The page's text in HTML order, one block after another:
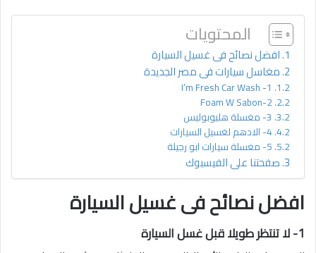
المحتويات
افضل نصائح فى غسيل السيارة
مغاسل سيارات فى مصر الجديدة
1- I’m Fresh Car Wash
2-Foam W Sabon
3- مغسلة هليوبوليس
4- الادهم لغسيل السيارات
5- مغسلة سيارات ابو رجيلة
صفحتنا على الفيسبوك
افضل نصائح فى غسيل السيارة
1- لا تنتظر طويلا قبل غسل السيارة